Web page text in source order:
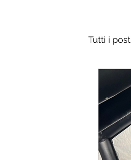
Tutti i post